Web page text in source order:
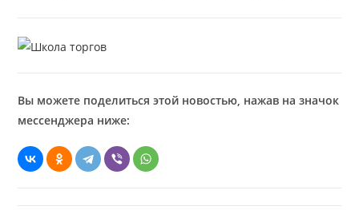
Вы можете поделиться этой новостью, нажав на значок
мессенджера ниже: